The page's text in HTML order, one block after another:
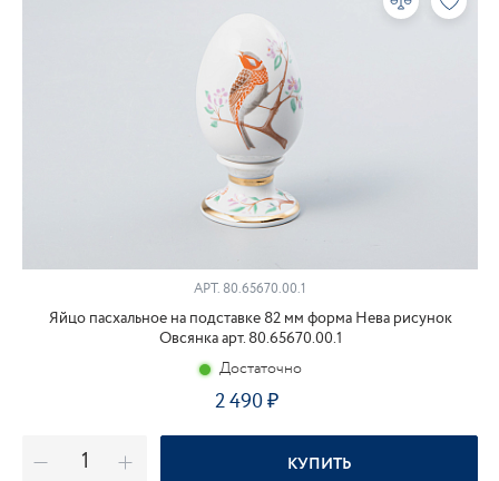
АРТ. 80.65670.00.1
Яйцо пасхальное на подставке 82 мм форма Нева рисунок
Овсянка арт. 80.65670.00.1
Достаточно
2 490
КУПИТЬ